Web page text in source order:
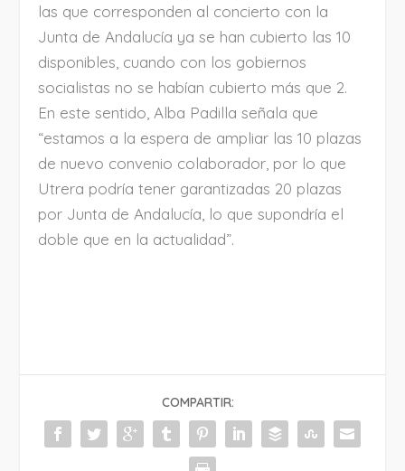
las que corresponden al concierto con la
Junta de Andalucía ya se han cubierto las 10
disponibles, cuando con los gobiernos
socialistas no se habían cubierto más que 2.
En este sentido, Alba Padilla señala que
“estamos a la espera de ampliar las 10 plazas
de nuevo convenio colaborador, por lo que
Utrera podría tener garantizadas 20 plazas
por Junta de Andalucía, lo que supondría el
doble que en la actualidad”.
COMPARTIR: